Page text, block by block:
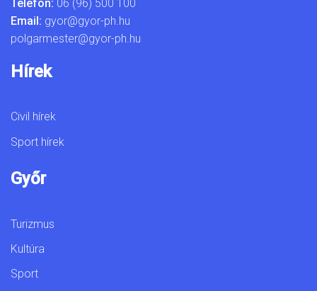
Telefon: 06 (96) 500 100
Email: gyor@gyor-ph.hu
polgarmester@gyor-ph.hu
Hírek
Civil hírek
Sport hírek
Győr
Turizmus
Kultúra
Sport